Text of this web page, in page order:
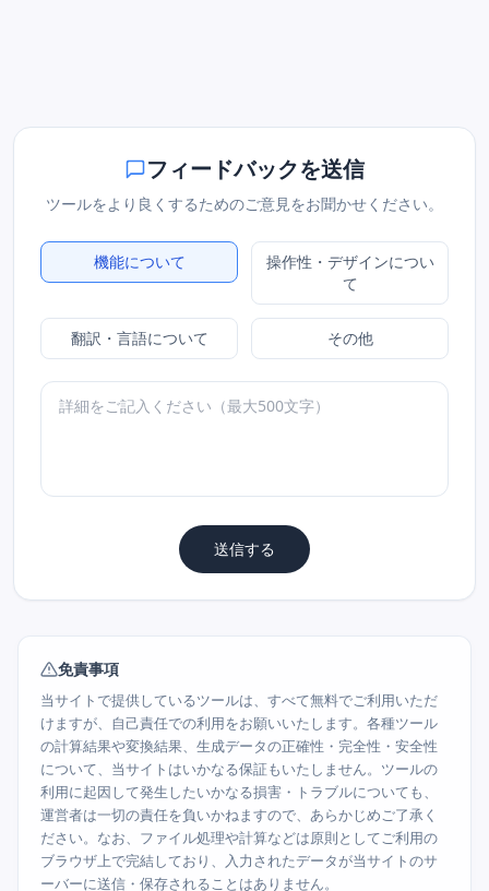
フィードバックを送信
ツールをより良くするためのご意見をお聞かせください。
機能について
操作性・デザインについ
て
翻訳・言語について その他
送信する
免責事項
当サイトで提供しているツールは、すべて無料でご利用いただ
けますが、自己責任での利用をお願いいたします。各種ツール
の計算結果や変換結果、生成データの正確性・完全性・安全性
について、当サイトはいかなる保証もいたしません。ツールの
利用に起因して発生したいかなる損害・トラブルについても、
運営者は一切の責任を負いかねますので、あらかじめご了承く
ださい。なお、ファイル処理や計算などは原則としてご利用の
ブラウザ上で完結しており、入力されたデータが当サイトのサ
ーバーに送信・保存されることはありません。